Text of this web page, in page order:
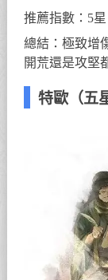
推薦指數：5星
總結：極致增
開荒還是攻堅
特歐（五